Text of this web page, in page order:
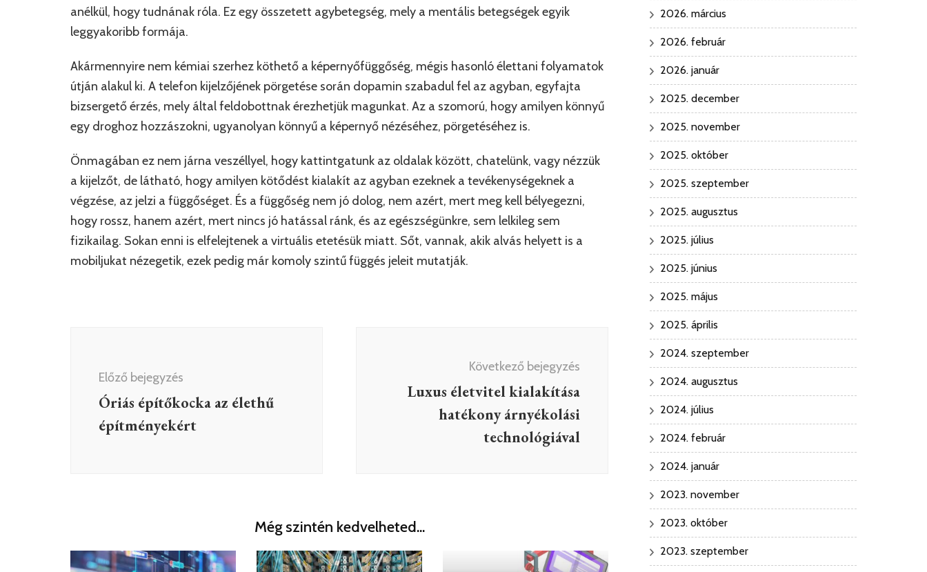
anélkül, hogy tudnának róla. Ez egy összetett agybetegség, mely a mentális betegségek egyik
leggyakoribb formája.
Akármennyire nem kémiai szerhez köthető a képernyőfüggőség, mégis hasonló élettani folyamatok
útján alakul ki. A telefon kijelzőjének pörgetése során dopamin szabadul fel az agyban, egyfajta
bizsergető érzés, mely által feldobottnak érezhetjük magunkat. Az a szomorú, hogy amilyen könnyű
egy droghoz hozzászokni, ugyanolyan könnyű a képernyő nézéséhez, pörgetéséhez is.
Önmagában ez nem járna veszéllyel, hogy kattintgatunk az oldalak között, chatelünk, vagy nézzük
a kijelzőt, de látható, hogy amilyen kötődést kialakít az agyban ezeknek a tevékenységeknek a
végzése, az jelzi a függőséget. És a függőség nem jó dolog, nem azért, mert meg kell bélyegezni,
hogy rossz, hanem azért, mert nincs jó hatással ránk, és az egészségünkre, sem lelkileg sem
fizikailag. Sokan enni is elfelejtenek a virtuális etetésük miatt. Sőt, vannak, akik alvás helyett is a
mobiljukat nézegetik, ezek pedig már komoly szintű függés jeleit mutatják.
Előző bejegyzés
Óriás építőkocka az élethű
építményekért
Következő bejegyzés
Luxus életvitel kialakítása
hatékony árnyékolási
technológiával
Még szintén kedvelheted...
2026. március
2026. február
2026. január
2025. december
2025. november
2025. október
2025. szeptember
2025. augusztus
2025. július
2025. június
2025. május
2025. április
2024. szeptember
2024. augusztus
2024. július
2024. február
2024. január
2023. november
2023. október
2023. szeptember